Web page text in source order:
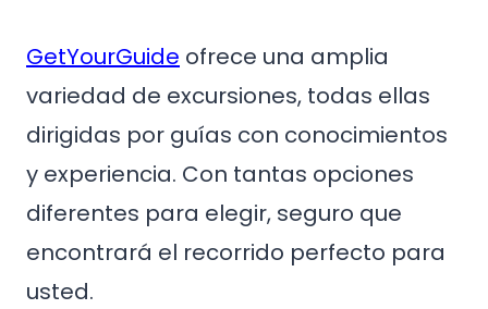
GetYourGuide ofrece una amplia
variedad de excursiones, todas ellas
dirigidas por guías con conocimientos
y experiencia. Con tantas opciones
diferentes para elegir, seguro que
encontrará el recorrido perfecto para
usted.